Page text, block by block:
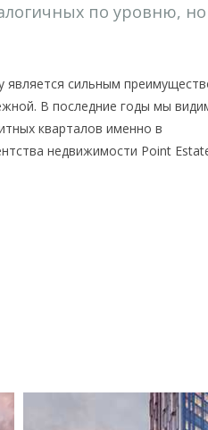
по уровню,
является сильным
В последние годы мы
кварталов именно в
недвижимости Point